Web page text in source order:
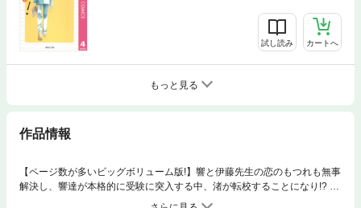
試し読み カートへ
もっと見る
作品情報
【ページ数が多いビッグボリューム版!】響と伊藤先生の恋のもつれも無事
解決し、響達が本格的に受験に突入する中、渚が転校することになり!? 千
草ちゃんを気遣い、言い出せない渚…。しかし、引っ越しの日が千草ちゃ